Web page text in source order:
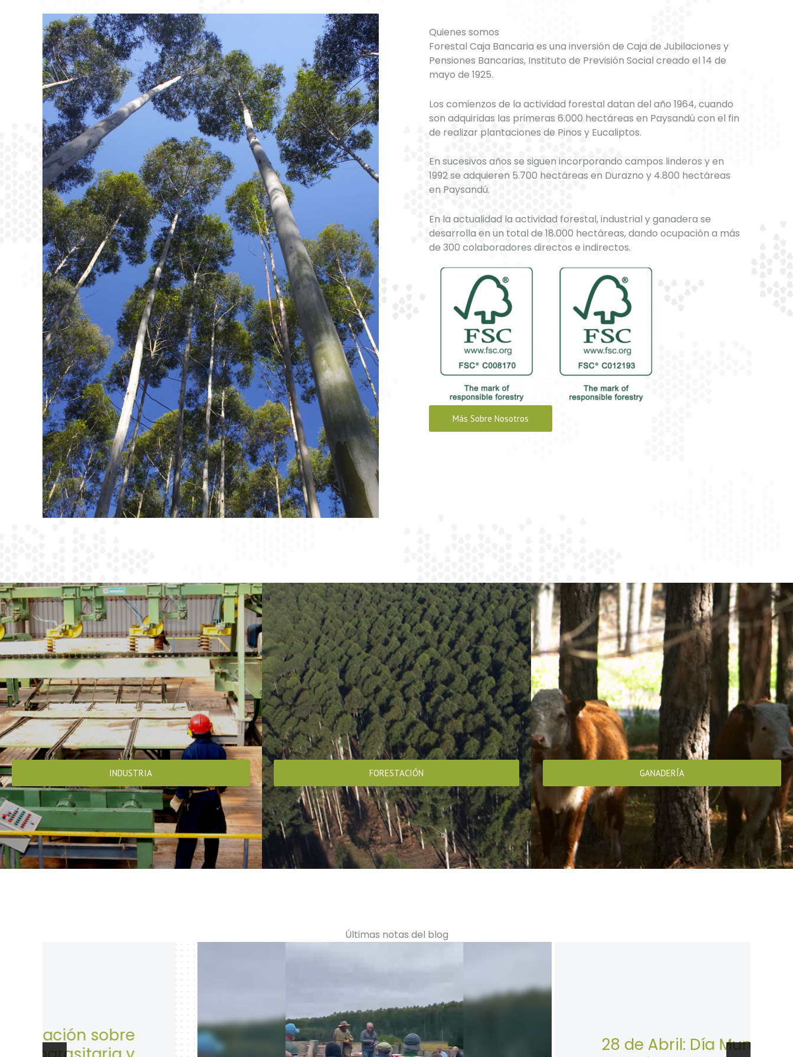
Quienes somos
Forestal Caja Bancaria es una inversión de Caja de Jubilaciones y
Pensiones Bancarias, Instituto de Previsión Social creado el 14 de
mayo de 1925.
Los comienzos de la actividad forestal datan del año 1964, cuando
son adquiridas las primeras 6.000 hectáreas en Paysandú con el fin
de realizar plantaciones de Pinos y Eucaliptos.
En sucesivos años se siguen incorporando campos linderos y en
1992 se adquieren 5.700 hectáreas en Durazno y 4.800 hectáreas
en Paysandú.
En la actualidad la actividad forestal, industrial y ganadera se
desarrolla en un total de 18.000 hectáreas, dando ocupación a más
de 300 colaboradores directos e indirectos.
Más Sobre Nosotros
INDUSTRIA FORESTACIÓN GANADERÍA
Últimas notas del blog
28 de Abril: Día Mundial de la